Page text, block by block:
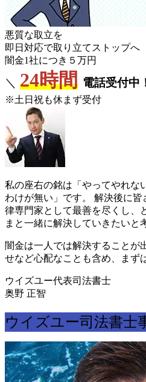
悪質な取立を
即日対応で取り立てストップへ
闇金1社につき５万円
＼ 24時間 電話受付中
※土日祝も休まず受付
私の座右の銘は「やってやれな
わけが無い」です。 解決後に
律専門家として最善を尽くし、
まと一緒に解決していきたいと
闇金は一人では解決することが
せなど心配なことも含め、まず
ウイズユー代表司法書士
奥野 正智
ウイズユー司法書士